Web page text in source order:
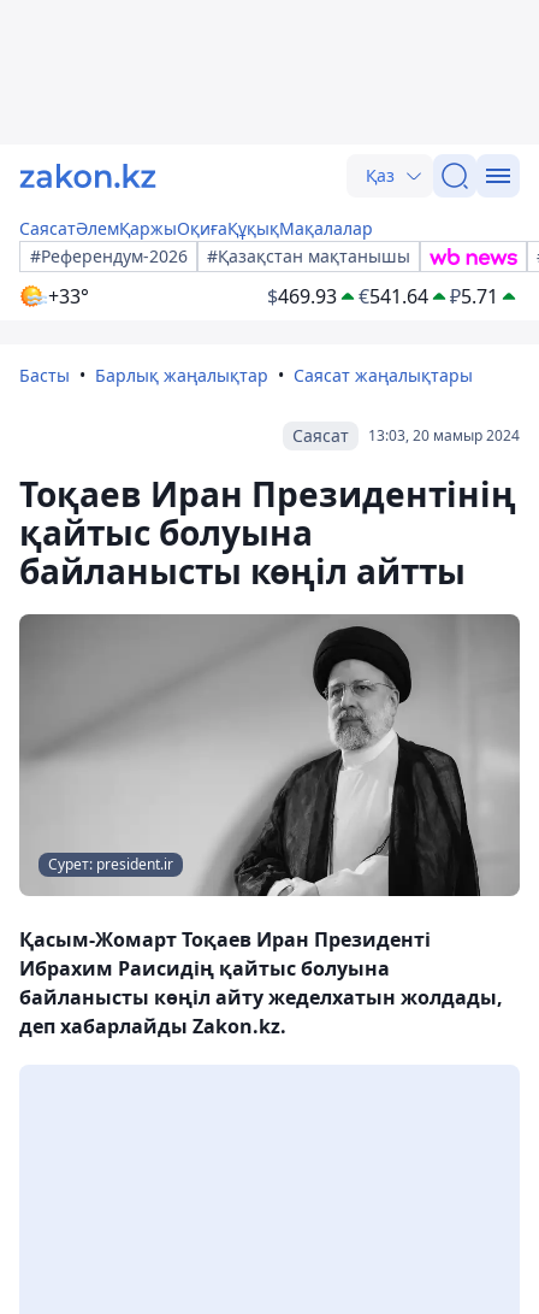
Қаз
СаясатӘлемҚаржыОқиғаҚұқықМақалалар
#Референдум-2026
#Қазақстан мақтанышы
+33° $469.93 €541.64 ₽5.71
Басты Барлық жаңалықтар Саясат жаңалықтары
13:03, 20 мамыр 2024
Саясат
Тоқаев Иран Президентінің
қайтыс болуына
байланысты көңіл айтты
Сурет: president.ir
Қасым-Жомарт Тоқаев Иран Президенті
Ибрахим Раисидің қайтыс болуына
байланысты көңіл айту жеделхатын жолдады,
деп хабарлайды Zakon.kz.